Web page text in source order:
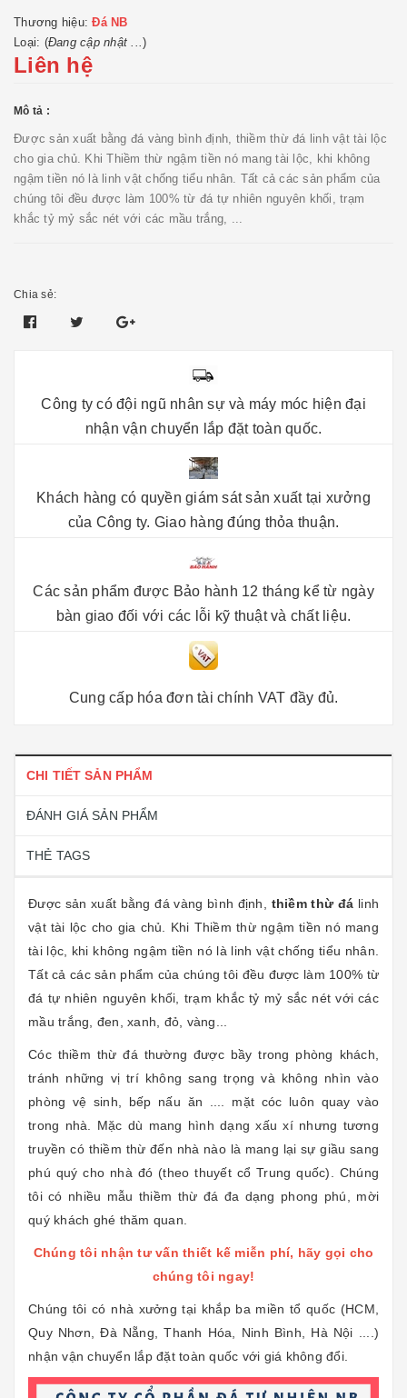
Thương hiệu:Đá NB
Loại: (Đang cập nhật ...)
Liên hệ
Mô tả :
Được sản xuất bằng đá vàng bình định, thiềm thừ đá linh vật tài lộc
cho gia chủ. Khi Thiềm thừ ngậm tiền nó mang tài lộc, khi không
ngậm tiền nó là linh vật chống tiểu nhân. Tất cả các sản phẩm của
chúng tôi đều được làm 100% từ đá tự nhiên nguyên khối, trạm
khắc tỷ mỷ sắc nét với các mầu trắng, ...
Chia sẻ:
Công ty có đội ngũ nhân sự và máy móc hiện đại
nhận vận chuyển lắp đặt toàn quốc.
Khách hàng có quyền giám sát sản xuất tại xưởng
của Công ty. Giao hàng đúng thỏa thuận.
Các sản phẩm được Bảo hành 12 tháng kể từ ngày
bàn giao đối với các lỗi kỹ thuật và chất liệu.
Cung cấp hóa đơn tài chính VAT đầy đủ.
CHI TIẾT SẢN PHẨM
ĐÁNH GIÁ SẢN PHẨM
THẺ TAGS
Được sản xuất bằng đá vàng bình định, thiềm thừ đá linh
vật tài lộc cho gia chủ. Khi Thiềm thừ ngậm tiền nó mang
tài lộc, khi không ngậm tiền nó là linh vật chống tiểu nhân.
Tất cả các sản phẩm của chúng tôi đều được làm 100% từ
đá tự nhiên nguyên khối, trạm khắc tỷ mỷ sắc nét với các
mầu trắng, đen, xanh, đỏ, vàng...
Cóc thiềm thừ đá thường được bầy trong phòng khách,
tránh những vị trí không sang trọng và không nhìn vào
phòng vệ sinh, bếp nấu ăn .... mặt cóc luôn quay vào
trong nhà. Mặc dù mang hình dạng xấu xí nhưng tương
truyền có thiềm thừ đến nhà nào là mang lại sự giầu sang
phú quý cho nhà đó (theo thuyết cổ Trung quốc). Chúng
tôi có nhiều mẫu thiềm thừ đá đa dạng phong phú, mời
quý khách ghé thăm quan.
Chúng tôi nhận tư vấn thiết kế miễn phí, hãy gọi cho
chúng tôi ngay!
Chúng tôi có nhà xưởng tại khắp ba miền tổ quốc (HCM,
Quy Nhơn, Đà Nẵng, Thanh Hóa, Ninh Bình, Hà Nội ....)
nhận vận chuyển lắp đặt toàn quốc với giá không đổi.